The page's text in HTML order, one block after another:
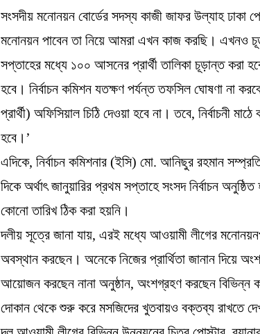
সংসদীয় মনোনয়ন বোর্ডের সদস্য কাজী জাফর উল্যাহ ঢাকা
মনোনয়ন পাবেন তা নিয়ে আমরা এখন কাজ করছি। এখনও
সপ্তাহের মধ্যে ১০০ আসনের প্রার্থী তালিকা চূড়ান্ত করা
হবে। নির্বাচন কমিশন যতক্ষণ পর্যন্ত তফসিল ঘোষণা না
প্রার্থী) অফিসিয়াল চিঠি দেওয়া হবে না। তবে, নির্বাচনী
হবে।’
এদিকে, নির্বাচন কমিশনার (ইসি) মো. আনিছুর রহমান
দিকে অর্থাৎ জানুয়ারির প্রথম সপ্তাহে সংসদ নির্বাচন
কোনো তারিখ ঠিক করা হয়নি।
দলীয় সূত্রে জানা যায়, এরই মধ্যে আওয়ামী লীগের
অবস্থান করছেন। অনেকে নিজের প্রার্থিতা জানান দিয়ে
আয়োজন করছেন নানা অনুষ্ঠান, অংশগ্রহণ করছেন বিভিন্ন
দোকান থেকে শুরু করে মসজিদের খুতবায়ও বক্তব্য রাখতে